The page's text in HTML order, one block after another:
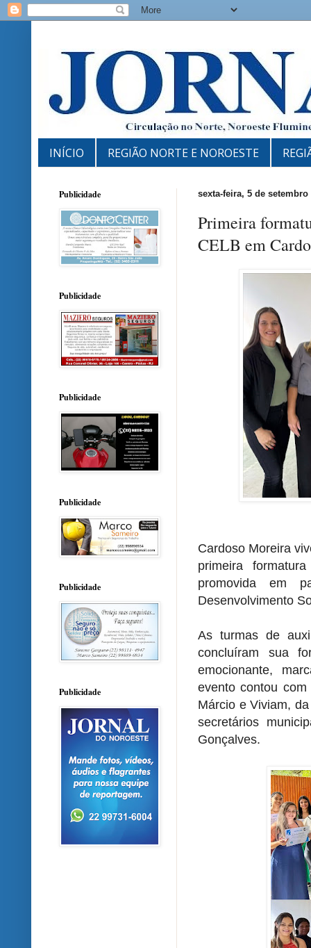
INÍCIO REGIÃO NORTE E NOROESTE
sexta-feira, 5 de setembro
Primeira
CELB em
Cardoso Moreira
primeira
promovida em
Desenvolvimento
As turmas de
concluíram sua
emocionante,
evento contou
Márcio e Viviam,
secretários
Gonçalves.
Publicidade
Publicidade
Publicidade
Publicidade
Publicidade
Publicidade